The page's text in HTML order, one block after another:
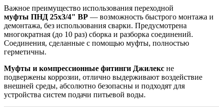
Важное преимущество использования переходной
муфты ПНД 25x3/4" ВР — возможность быстрого монтажа и
демонтажа, без использования сварки. Предусмотрена
многократная (до 10 раз) сборка и разборка соединений.
Соединения, сделанные с помощью муфты, полностью
герметичны.
Муфты и компрессионные фитинги Джилекс не
подвержены коррозии, отлично выдерживают воздействие
внешней среды, абсолютно безопасны и подходят для
устройства систем подачи питьевой воды.